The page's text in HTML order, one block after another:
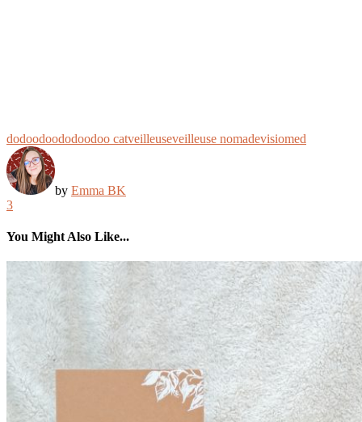
dodoodoododoodoo catveilleuseveilleuse nomadevisiomed
by Emma BK
3
You Might Also Like...